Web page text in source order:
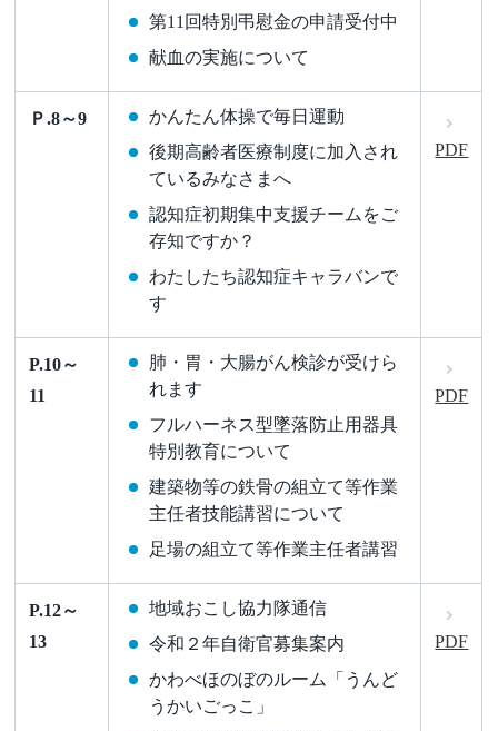
第11回特別弔慰金の申請受付中
献血の実施について
Ｐ.8～9
かんたん体操で毎日運動
後期高齢者医療制度に加入され
ているみなさまへ
認知症初期集中支援チームをご
存知ですか？
わたしたち認知症キャラバンで
す
PDF
P.10～
11
肺・胃・大腸がん検診が受けら
れます
フルハーネス型墜落防止用器具
特別教育について
建築物等の鉄骨の組立て等作業
主任者技能講習について
足場の組立て等作業主任者講習
PDF
P.12～
13
地域おこし協力隊通信
令和２年自衛官募集案内
かわべほのぼのルーム「うんど
うかいごっこ」
PDF